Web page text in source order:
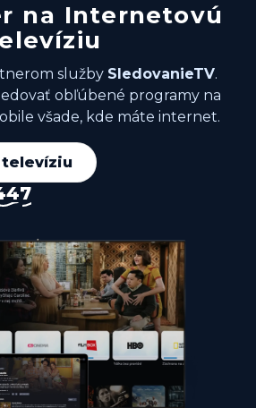
r na Internetovú
elevíziu
služby SledovanieTV.
obľúbené programy na
všade, kde máte internet.
televíziu